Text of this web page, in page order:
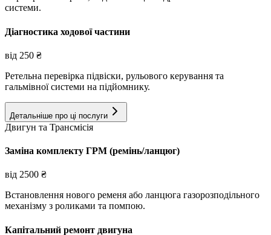
системи.
Діагностика ходової частини
від 250 ₴
Ретельна перевірка підвіски, рульового керування та
гальмівної системи на підйомнику.
Детальніше про ці послуги
Двигун та Трансмісія
Заміна комплекту ГРМ (ремінь/ланцюг)
від 2500 ₴
Встановлення нового ременя або ланцюга газорозподільного
механізму з роликами та помпою.
Капітальний ремонт двигуна